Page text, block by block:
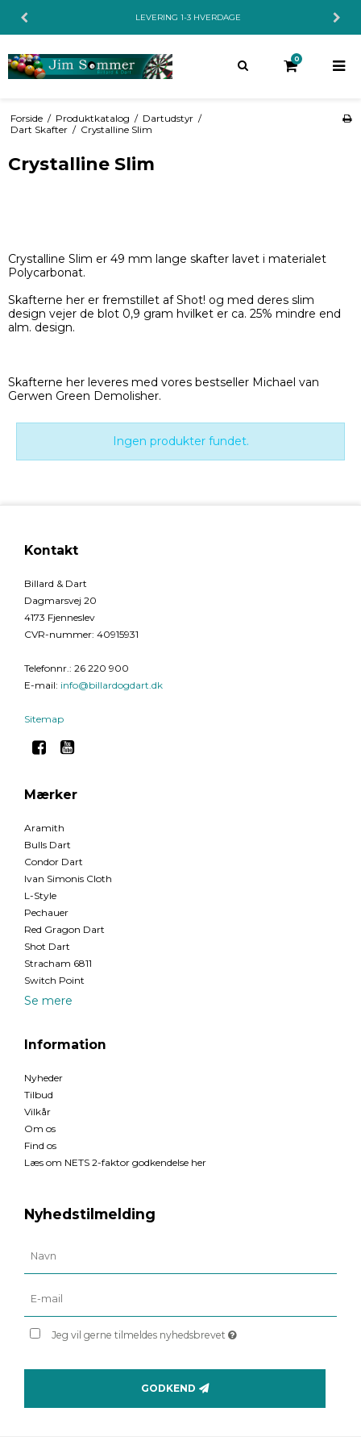
LEVERING 1-3 HVERDAGE
0
Forside / Produktkatalog / Dartudstyr /
Dart Skafter / Crystalline Slim
Crystalline Slim
Crystalline Slim er 49 mm lange skafter lavet i materialet
Polycarbonat.
Skafterne her er fremstillet af Shot! og med deres slim
design vejer de blot 0,9 gram hvilket er ca. 25% mindre end
alm. design.
Skafterne her leveres med vores bestseller Michael van
Gerwen Green Demolisher.
Ingen produkter fundet.
Kontakt
Billard & Dart
Dagmarsvej 20
4173 Fjenneslev
CVR-nummer: 40915931
Telefonnr.: 26 220 900
E-mail: info@billardogdart.dk
Sitemap
Mærker
Aramith
Bulls Dart
Condor Dart
Ivan Simonis Cloth
L-Style
Pechauer
Red Gragon Dart
Shot Dart
Stracham 6811
Switch Point
Se mere
Information
Nyheder
Tilbud
Vilkår
Om os
Find os
Læs om NETS 2-faktor godkendelse her
Nyhedstilmelding
Jeg vil gerne tilmeldes nyhedsbrevet
GODKEND